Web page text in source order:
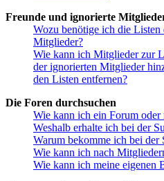
Freunde und ignorierte
Wozu benötige ich die
Mitglieder?
Wie kann ich Mitglieder zur
der ignorierten Mitglieder
den Listen entfernen?
Die Foren durchsuchen
Wie kann ich ein Forum oder
Weshalb erhalte ich bei der
Warum bekomme ich bei der
Wie kann ich nach
Wie kann ich meine eigenen